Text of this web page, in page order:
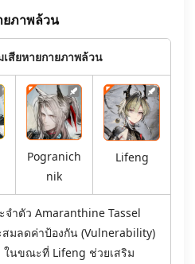
ยภาพล้วน
สียหายกายภาพล้วน
Pogranich
nik
Lifeng
จำตัว Amaranthine Tassel
มลดค่าป้องกัน (Vulnerability)
ในขณะที่ Lifeng ช่วยเสริม